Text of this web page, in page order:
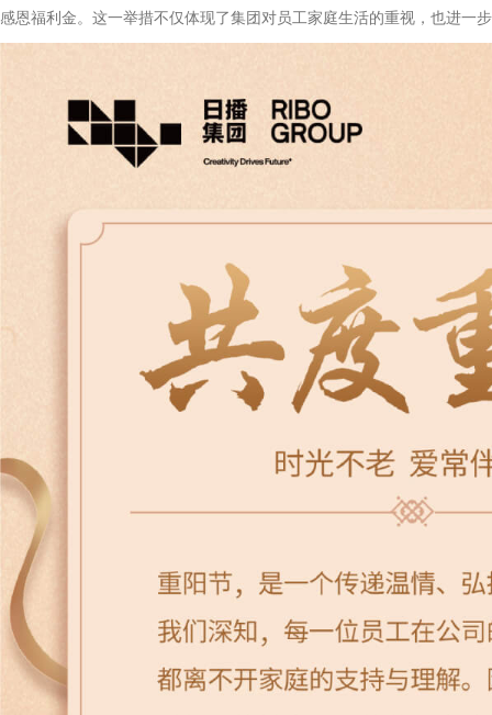
感恩福利金。这一举措不仅体现了集团对员工家庭生活的重视，也进一